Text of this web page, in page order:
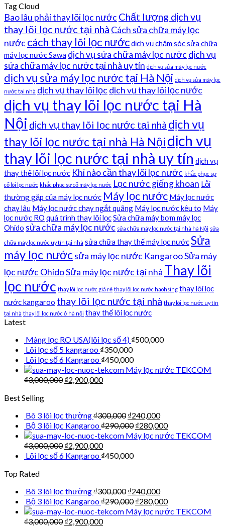
Tag Cloud
Bao lâu phải thay lõi lọc nước Chất lượng dịch vụ
thay lõi lọc nước tại nhà Cách sửa chữa máy lọc
nước cách thay lõi lọc nướcdịch vụ chăm sóc sửa chữa
máy lọc nước Sawa dịch vụ sửa chữa máy lọc nước dịch vụ
sửa chữa máy lọc nước tại nhà uy tín dịch vụ sửa máy lọc nước
dịch vụ sửa máy lọc nước tại Hà Nội dịch vụ sửa máy lọc
nước tại nhà dịch vụ thay lõi lọc dịch vụ thay lõi lọc nước
dịch vụ thay lõi lọc nước tại Hà
Nội dịch vụ thay lõi lọc nước tại nhà dịch vụ
thay lõi lọc nước tại nhà Hà Nộidịch vụ
thay lõi lọc nước tại nhà uy tín dịch vụ
thay thế lõi lọc nước Khi nào cần thay lõi lọc nước khắc phục sự
cố lõi lọc nước khắc phục sự cố máy lọc nước Lọc nước giếng khoan Lỗi
thường gặp của máy lọc nước Máy lọc nước Máy lọc nước
chạy lâu Máy lọc nước chạy ngắt quãng Máy lọc nước kêu to Máy
lọc nước RO quá trình thay lõi lọcSửa chữa máy bơm máy lọc
Ohido sửa chữa máy lọc nước sửa chữa máy lọc nước tại nhà hà Nội sửa
chữa máy lọc nước uy tín tại nhà sửa chữa thay thế máy lọc nướcSửa
máy lọc nướcsửa máy lọc nước KangarooSửa máy
lọc nước OhidoSửa máy lọc nước tại nhà Thay lõi
lọc nước thay lõi lọc nước giá rẻ thay lõi lọc nước haohsing thay lõi lọc
nước kangaroo thay lõi lọc nước tại nhà thay lõi lọc nước uy tín
tại nhà thay lõi lọc nước ở hà nội thay thế lõi lọc nước
Latest
Màng lọc RO USA(lõi lọc số 4) ₫500,000
Lõi lọc số 5 kangaroo ₫350,000
Lõi lọc số 6 Kangaroo ₫450,000
Máy lọc nước TEKCOM
₫3,000,000 ₫2,900,000
Best Selling
Bô 3 lõi lọc thường₫300,000 ₫240,000
Bộ 3 lõi lọc Kangaroo₫290,000 ₫280,000
Máy lọc nước TEKCOM
₫3,000,000 ₫2,900,000
Lõi lọc số 6 Kangaroo ₫450,000
Top Rated
Bô 3 lõi lọc thường₫300,000 ₫240,000
Bộ 3 lõi lọc Kangaroo₫290,000 ₫280,000
Máy lọc nước TEKCOM
₫3,000,000 ₫2,900,000